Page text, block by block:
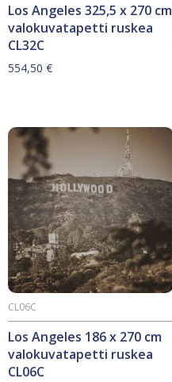
Los Angeles 325,5 x 270 cm
valokuvatapetti ruskea
CL32C
554,50 €
Los Angeles 186 x 270 cm
valokuvatapetti ruskea
CL06C
CL06C